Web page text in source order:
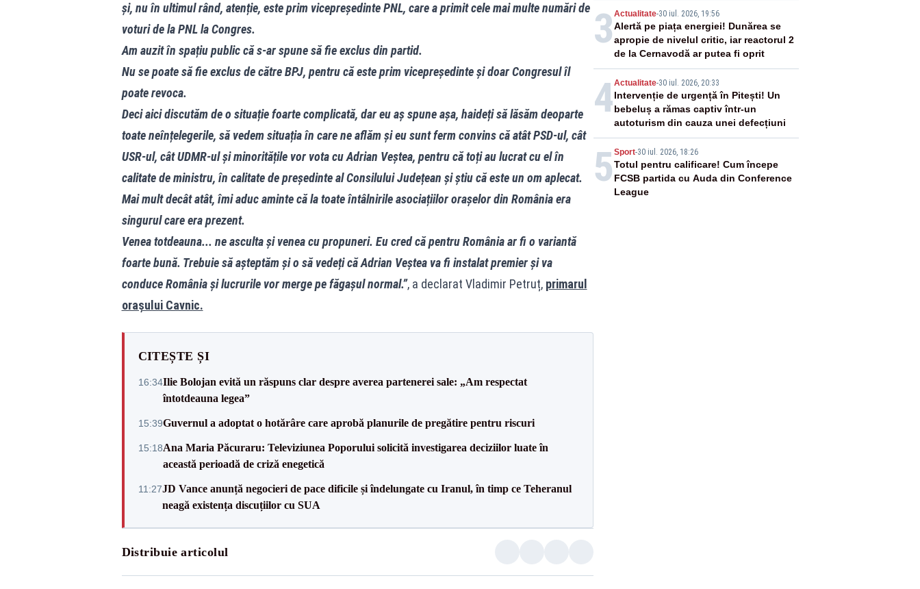
și, nu în ultimul rând, atenție, este prim vicepreședinte PNL, care a primit cele mai multe numări de
voturi de la PNL la Congres.
Am auzit în spațiu public că s-ar spune să fie exclus din partid.
Nu se poate să fie exclus de către BPJ, pentru că este prim vicepreședinte și doar Congresul îl
poate revoca.
Deci aici discutăm de o situație foarte complicată, dar eu aș spune așa, haideți să lăsăm deoparte
toate neînțelegerile, să vedem situația în care ne aflăm și eu sunt ferm convins că atât PSD-ul, cât
USR-ul, cât UDMR-ul și minoritățile vor vota cu Adrian Veștea, pentru că toți au lucrat cu el în
calitate de ministru, în calitate de președinte al Consilului Județean și știu că este un om aplecat.
Mai mult decât atât, îmi aduc aminte că la toate întâlnirile asociațiilor orașelor din România era
singurul care era prezent.
Venea totdeauna... ne asculta și venea cu propuneri. Eu cred că pentru România ar fi o variantă
foarte bună. Trebuie să așteptăm și o să vedeți că Adrian Veștea va fi instalat premier și va
conduce România și lucrurile vor merge pe făgașul normal.”, a declarat Vladimir Petruț, primarul
orașului Cavnic.
CITEȘTE ȘI
16:34Ilie Bolojan evită un răspuns clar despre averea partenerei sale: „Am respectat
întotdeauna legea”
15:39Guvernul a adoptat o hotărâre care aprobă planurile de pregătire pentru riscuri
15:18Ana Maria Păcuraru: Televiziunea Poporului solicită investigarea deciziilor luate în
această perioadă de criză enegetică
11:27JD Vance anunță negocieri de pace dificile și îndelungate cu Iranul, în timp ce Teheranul
neagă existența discuțiilor cu SUA
Distribuie articolul
3 Actualitate-30 iul. 2026, 19:56
Alertă pe piața energiei! Dunărea se
apropie de nivelul critic, iar reactorul 2
de la Cernavodă ar putea fi oprit
4Actualitate-30 iul. 2026, 20:33
Intervenție de urgență în Pitești! Un
bebeluș a rămas captiv într-un
autoturism din cauza unei defecțiuni
5 Sport-30 iul. 2026, 18:26
Totul pentru calificare! Cum începe
FCSB partida cu Auda din Conference
League